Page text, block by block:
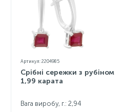
Артикул: 2204985
Срібні сережки з рубіном
1,99 карата
Вага виробу, г.: 2,94